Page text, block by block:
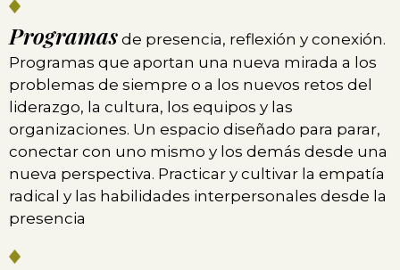
Programas de presencia, reflexión y conexión.
Programas que aportan una nueva mirada a los
problemas de siempre o a los nuevos retos del
liderazgo, la cultura, los equipos y las
organizaciones. Un espacio diseñado para parar,
conectar con uno mismo y los demás desde una
nueva perspectiva. Practicar y cultivar la empatía
radical y las habilidades interpersonales desde la
presencia